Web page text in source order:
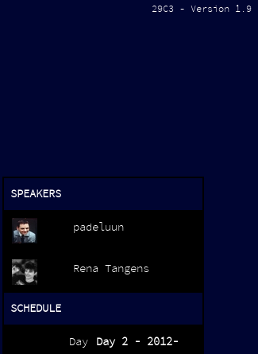
29C3 - Version 1.9
SPEAKERS
padeluun
Rena Tangens
SCHEDULE
Day
Day 2 - 2012-